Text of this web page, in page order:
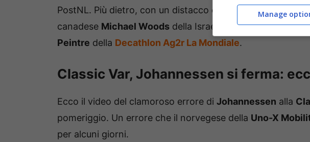
PostNL. Più dietro, con un distacco di un solo secondo,
canadese Michael Woods della Israel Premier Tech. In
Peintre della Decathlon Ag2r La Mondiale.
Classic Var, Johannessen si ferma:
Ecco il video del clamoroso errore di Johannessen alla
pomeriggio. Un errore che il norvegese della Uno-X
per alcuni giorni.
Manage